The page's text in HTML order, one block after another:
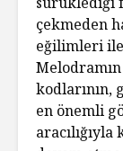
çekmeden
eğilimleri ile
kodlarının,
en önemli